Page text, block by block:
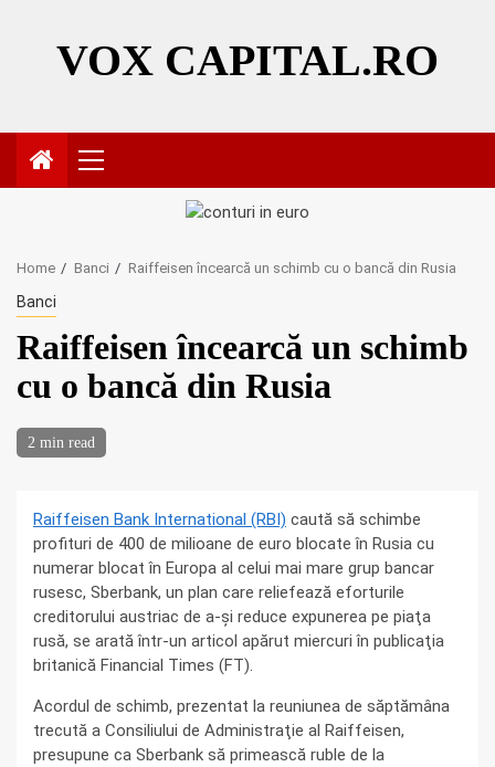
VOX CAPITAL.RO
Primary
Menu
Home Banci Raiffeisen încearcă un schimb cu o bancă din Rusia
Banci
Raiffeisen încearcă un schimb
cu o bancă din Rusia
2 min read
Raiffeisen Bank International (RBI) caută să schimbe
profituri de 400 de milioane de euro blocate în Rusia cu
numerar blocat în Europa al celui mai mare grup bancar
rusesc, Sberbank, un plan care reliefează eforturile
creditorului austriac de a-şi reduce expunerea pe piaţa
rusă, se arată într-un articol apărut miercuri în publicaţia
britanică Financial Times (FT).
Acordul de schimb, prezentat la reuniunea de săptămâna
trecută a Consiliului de Administraţie al Raiffeisen,
presupune ca Sberbank să primească ruble de la